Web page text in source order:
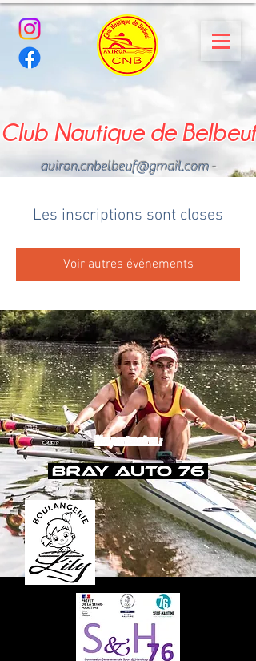
Club Nautique de Belbeuf
aviron.cnbelbeuf@gmail.com-
Les inscriptions sont closes
Voir autres événements
Nos partenaires :